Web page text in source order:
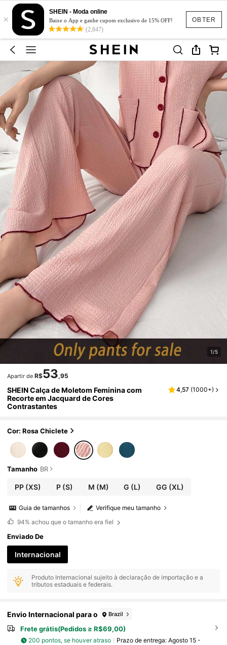
OBTER
×
SHEIN - Moda online
Baixe o App e ganhe cupom exclusivo de 15% OFF!
(2,847)
1/5
Apartir de R$53,95
SHEIN Calça de Moletom Feminina com
Recorte em Jacquard de Cores
Contrastantes
4,57 (1000+)
Cor: Rosa Chiclete
Tamanho BR
PP(XS) P(S) M (M) G (L) GG (XL)
Verifique meu tamanho
Guia de tamanhos
94% achou que o tamanho era fiel
Enviado De
Internacional
Produto Internacional sujeito à declaração de importação e a
tributos estaduais e federais.
Envio Internacional para o Brazil
Frete grátis(Pedidos ≥ R$69,00)
200 pontos, se houver atraso Prazo de entrega: Agosto 15 -